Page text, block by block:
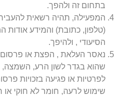
בתחום זה ולהפך.
המפעילה, תהיה רשאית
(טלפון, כתובת) והמידע אודות
הסיעודי , ולהיפך.
נאסר העלאת , הפצת או
שהוא בגדר לשון הרע, השמצה,
לפרטיות או פגיעה בזכויות
שימוש לרעה, חומר לא חוקי או